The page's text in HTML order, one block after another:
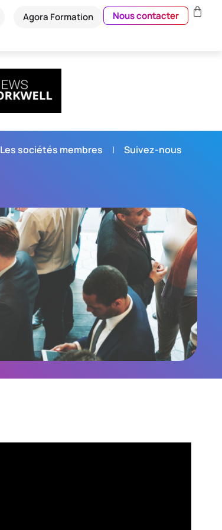
Agora Formation Nous contacter
Les sociétés membres Suivez-nous